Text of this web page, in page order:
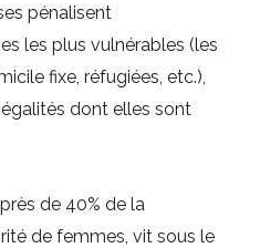
pénalisent
les plus vulnérables (les
fixe, réfugiées, etc.),
dont elles sont
de 40% de la
de femmes, vit sous le